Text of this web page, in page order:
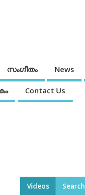
സംഗീതം News
Contact Us
Videos Search